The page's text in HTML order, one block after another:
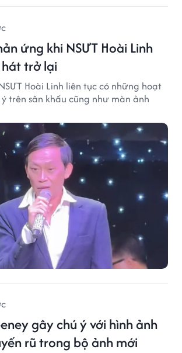
ứng khi NSƯT Hoài Linh
trở lại
Hoài Linh liên tục có những hoạt
trên sân khấu cũng như màn ảnh
gây chú ý với hình ảnh
rũ trong bộ ảnh mới